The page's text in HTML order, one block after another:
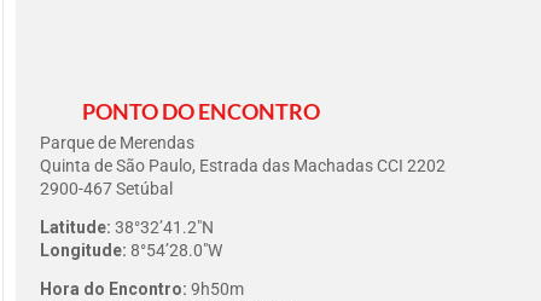
PONTO DO ENCONTRO
Parque de Merendas
Quinta de São Paulo, Estrada das Machadas CCI 2202
2900-467 Setúbal
Latitude: 38°32’41.2″N
Longitude: 8°54’28.0″W
Hora do Encontro: 9h50m